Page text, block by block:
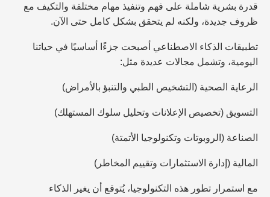
قدرة بشرية شاملة على فهم وتنفيذ مهام مختلفة والتكيف مع
ظروف جديدة، ولكنه لم يتحقق بشكل كامل حتى الآن.
تطبيقات الذكاء الاصطناعي أصبحت جزءًا أساسيًا في حياتنا
اليومية، وتشمل مجالات عديدة مثل:
الرعاية الصحية (التشخيص الطبي والتنبؤ بالأمراض)
التسويق (تخصيص الإعلانات وتحليل سلوك المستهلك)
الصناعة (الروبوتات وتكنولوجيا الأتمتة)
المالية (إدارة الاستثمارات وتقييم المخاطر)
مع استمرار تطور هذه التكنولوجيا، يُتوقع أن يغير الذكاء